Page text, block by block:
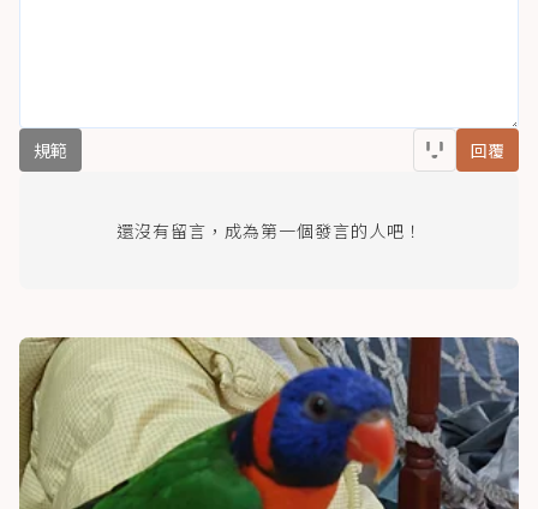
規範 回覆
還沒有留言，成為第一個發言的人吧！